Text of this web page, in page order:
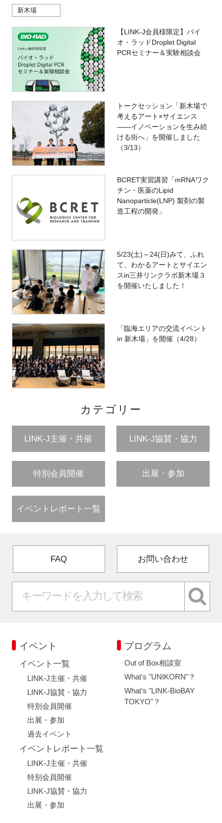
新木場
【LINK-J会員様限定】バイ
オ・ラッドDroplet Digital
PCRセミナー＆実験相談会
トークセッション「新木場で
考えるアート×サイエンス
――イノベーションを生み続
ける街へ」を開催しました
（3/13）
BCRET実習講習「mRNAワク
チン・医薬のLipid
Nanoparticle(LNP) 製剤の製
造工程の開発」
5/23(土)～24(日)みて、ふれ
て、わかるアートとサイエン
スin三井リンクラボ新木場３
を開催いたしました！
「臨海エリアの交流イベント
in 新木場」を開催（4/28）
カテゴリー
LINK-J主催・共催 LINK-J協賛・協力
特別会員開催 出展・参加
イベントレポート一覧
FAQ お問い合わせ
イベント
イベント一覧
LINK-J主催・共催
LINK-J協賛・協力
特別会員開催
出展・参加
過去イベント
イベントレポート一覧
LINK-J主催・共催
特別会員開催
LINK-J協賛・協力
出展・参加
プログラム
Out of Box相談室
What's "UNIKORN"？
What's "LINK-BioBAY
TOKYO"？